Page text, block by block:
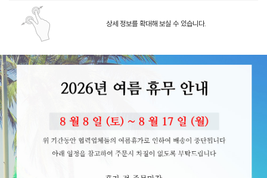
상세 정보를 확대해 보실 수 있습니다.